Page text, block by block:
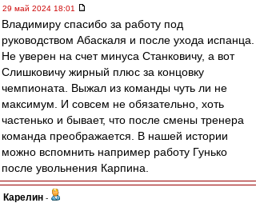
29 май 2024 18:01
Владимиру спасибо за работу под
руководством Абаскаля и после ухода испанца.
Не уверен на счет минуса Станковичу, а вот
Слишковичу жирный плюс за концовку
чемпионата. Выжал из команды чуть ли не
максимум. И совсем не обязательно, хоть
частенько и бывает, что после смены тренера
команда преображается. В нашей истории
можно вспомнить например работу Гунько
после увольнения Карпина.
Карелин -